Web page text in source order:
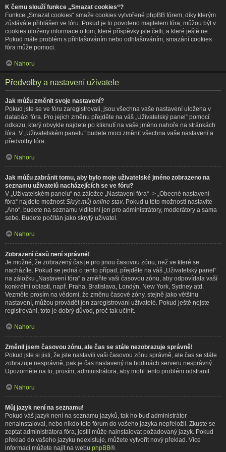
K čemu slouží funkce „Smazat cookies“?
Funkce „Smazat cookies“ smaže cookies vytvořené phpBB fórem, díky kterým
zůstáváte přihlášen ve fóru. Pokud je to povoleno majitelem fóra, můžou být v
cookies uloženy informace o tom, které příspěvky jste četli, a které ještě ne.
Pokud máte problém s přihlašováním nebo odhlašováním, smazání cookies
fóra může pomoci.
Nahoru
Předvolby a nastavení uživatele
Jak můžu změnit svoje nastavení?
Pokud jste se ve fóru zaregistrovali, jsou všechna vaše nastavení uložena v
databázi fóra. Pro jejich změnu přejděte na váš „Uživatelský panel“ pomocí
odkazu, který obvykle najdete po kliknutí na vaše jméno nahoře na stránkách
fóra. V „Uživatelském panelu“ budete moci změnit všechna vaše nastavení a
předvolby fóra.
Nahoru
Jak můžu zabránit tomu, aby bylo moje uživatelské jméno zobrazeno na
seznamu uživatelů nacházejících se ve fóru?
V „Uživatelském panelu“ na záložce „Nastavení fóra“ -> „Obecné nastavení
fóra“ najdete možnost Skrýt můj online stav. Pokud u této možnosti nastavíte
„Ano“, budete na seznamu viditelní jen pro administrátory, moderátory a sama
sebe. Budete počítán jako skrytý uživatel.
Nahoru
Zobrazení časů není správné!
Je možné, že zobrazený čas je pro jinou časovou zónu, než ve které se
nacházíte. Pokud se jedná o tento případ, přejděte na váš „Uživatelský panel“
na záložku „Nastavení fóra“ a změňte vaši časovou zónu, aby odpovídala vaší
konkrétní oblasti, např. Praha, Bratislava, Londýn, New York, Sydney atd.
Vezměte prosím na vědomí, že změnu časové zóny, stejně jako většinu
nastavení, můžou provádět jen zaregistrovaní uživatelé. Pokud ještě nejste
registrováni, toto je dobrý důvod, proč tak učinit.
Nahoru
Změnil jsem časovou zónu, ale čas se stále nezobrazuje správně!
Pokud jste si jisti, že jste nastavili vaši časovou zónu správně, ale čas se stále
zobrazuje nesprávně, pak je čas nastavený na hodinách serveru nesprávný.
Upozorněte na to, prosím, administrátora, aby mohl tento problém odstranit.
Nahoru
Můj jazyk není na seznamu!
Pokud váš jazyk není na seznamu jazyků, tak ho buď administrátor
nenainstaloval, nebo nikdo toto fórum do vašeho jazyka nepřeložil. Zkuste se
zeptat administrátora fóra, jestli může nainstalovat požadovaný jazyk. Pokud
překlad do vašeho jazyku neexistuje, můžete vytvořit nový překlad. Více
informací můžete najít na webu phpBB®.